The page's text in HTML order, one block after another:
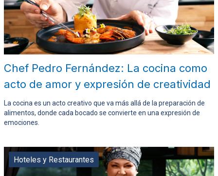
Chef Pedro Fernández: La cocina como
acto de amor y expresión de creatividad
La cocina es un acto creativo que va más allá de la preparación de
alimentos, donde cada bocado se convierte en una expresión de
emociones.
Hoteles y Restaurantes